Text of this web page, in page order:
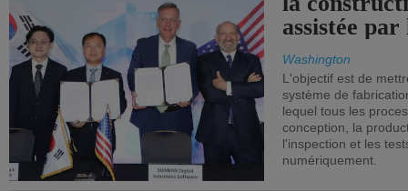
assistée
Washington
L'objectif est de
système de
lequel tous les
conception, la
l'inspection et les
numériquement.